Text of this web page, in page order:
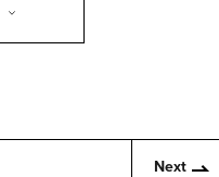
Next